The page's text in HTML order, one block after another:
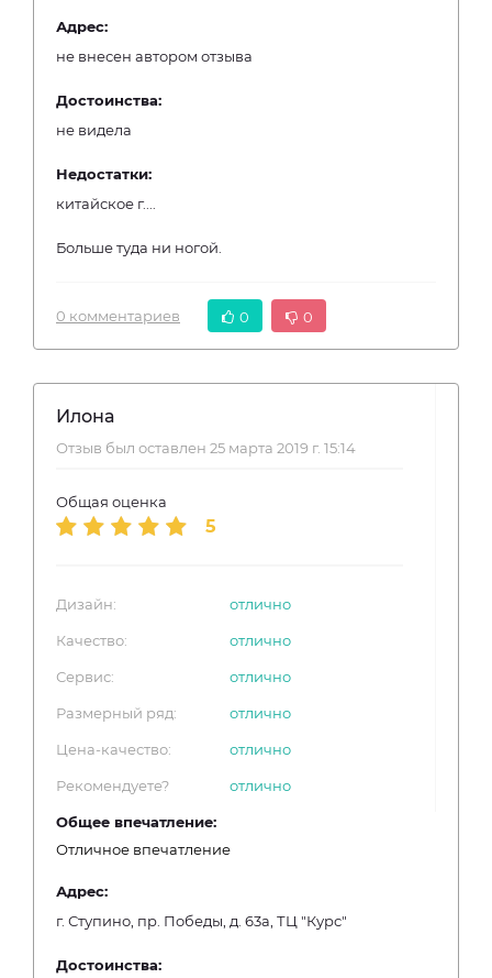
Адрес:
не внесен автором отзыва
Достоинства:
не видела
Недостатки:
китайское г....
Больше туда ни ногой.
0 комментариев 0 0
Илона
Отзыв был оставлен 25 марта 2019 г. 15:14
Общая оценка
5
Дизайн: отлично
Качество: отлично
Сервис: отлично
Размерный ряд: отлично
Цена-качество: отлично
Рекомендуете? отлично
Общее впечатление:
Отличное впечатление
Адрес:
г. Ступино, пр. Победы, д. 63а, ТЦ "Курс"
Достоинства: